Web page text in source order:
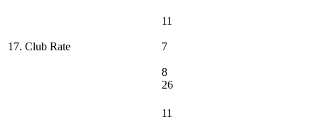
17. Club Rate
11
7
8
26
11